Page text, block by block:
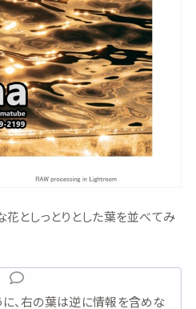
としっとりとした葉を並べてみ
、右の葉は逆に情報を含めな